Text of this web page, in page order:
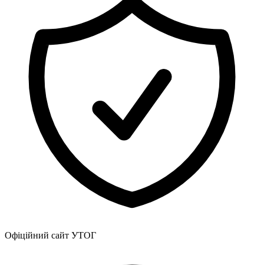
Харківська область
Херсонська область
Хмельницька область
Чернігівська область
Особи відповідальні за контактування з
питань укладення договорів
Вивчаємо жестову мову
Дитяча сторінка
Новини про жестову мову
Ресурс для вивчення жестових мов різних країн
ЦУЖМ
Проєкт "Жестова мова для поліцейських"
Про шахрайські схеми
Офіційний сайт УТОГ